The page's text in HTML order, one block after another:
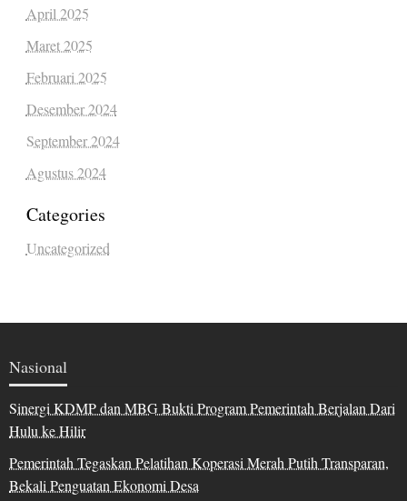
April 2025
Maret 2025
Februari 2025
Desember 2024
September 2024
Agustus 2024
Categories
Uncategorized
Nasional
Sinergi KDMP dan MBG Bukti Program Pemerintah Berjalan Dari
Hulu ke Hilir
Pemerintah Tegaskan Pelatihan Koperasi Merah Putih Transparan,
Bekali Penguatan Ekonomi Desa